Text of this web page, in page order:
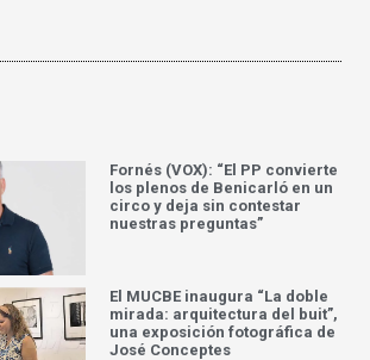
Fornés (VOX): “El PP convierte
los plenos de Benicarló en un
circo y deja sin contestar
nuestras preguntas”
El MUCBE inaugura “La doble
mirada: arquitectura del buit”,
una exposición fotográfica de
José Conceptes